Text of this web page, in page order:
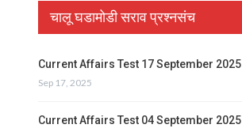
चालू घडामोडी सराव प्रश्नसंच
Current Affairs Test 17 September 2025
Sep 17, 2025
Current Affairs Test 04 September 2025